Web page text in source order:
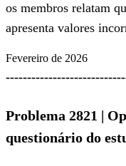
os membros relatam
apresenta valores
Fevereiro de 2026
Problema 2821 |
questionário do